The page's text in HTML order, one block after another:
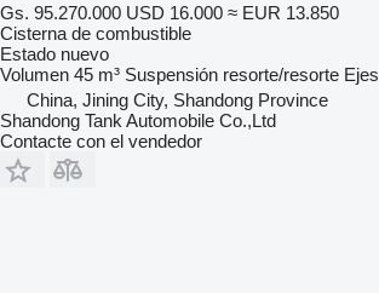
Gs. 95.270.000 USD 16.000 ≈ EUR 13.850
Cisterna de combustible
Estado nuevo
Volumen 45 m³ Suspensión resorte/resorte Ejes
China, Jining City, Shandong Province
Shandong Tank Automobile Co.,Ltd
Contacte con el vendedor